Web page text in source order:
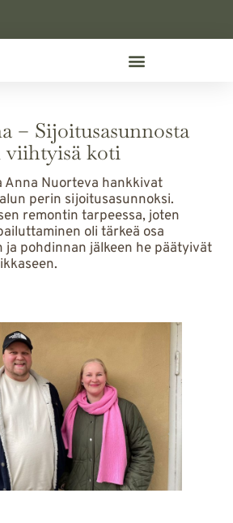
– Sijoitusasunnosta
koti
Anna Nuorteva hankkivat
perin sijoitusasunnoksi.
remontin tarpeessa, joten
oli tärkeä osa
ja pohdinnan jälkeen he päätyivät